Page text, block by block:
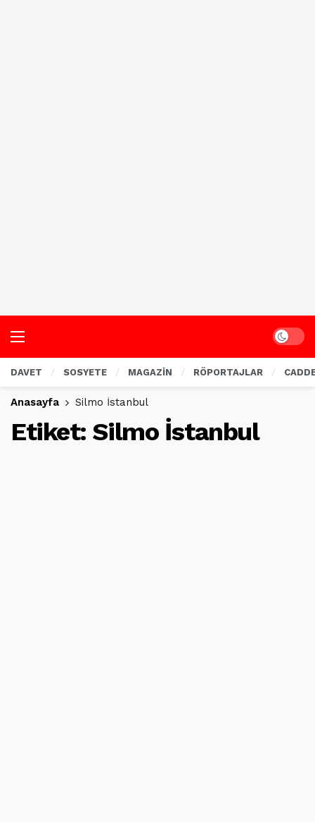
Dark
DAVET SOSYETE MAGAZİN RÖPORTAJLAR
Anasayfa Silmo İstanbul
Etiket: Silmo İstanbul